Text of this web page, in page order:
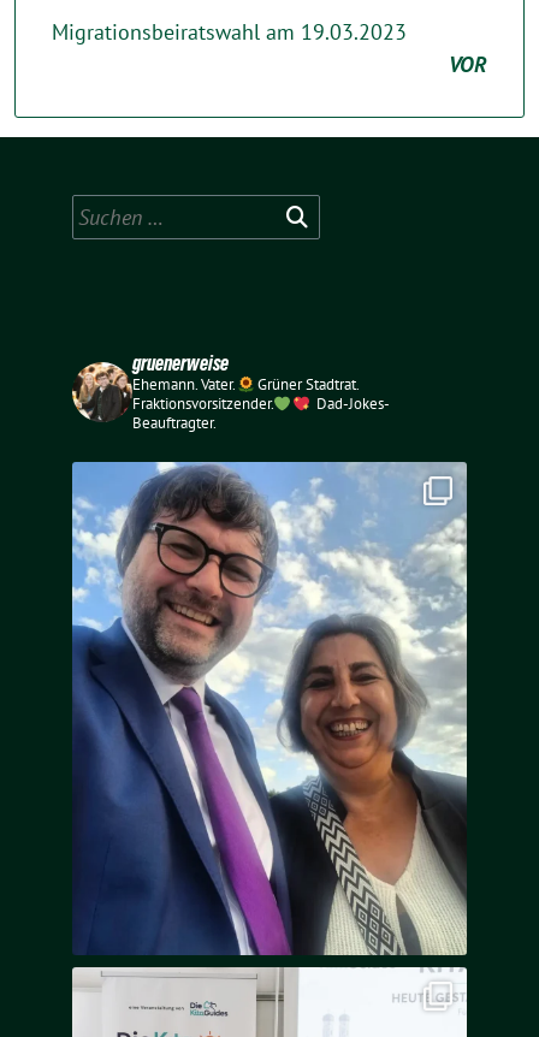
Migrationsbeiratswahl am 19.03.2023
VOR
Suchen
nach:
gruenerweise
Ehemann. Vater.
Grüner Stadtrat.
Fraktionsvorsitzender.
Dad-Jokes-
Beauftragter.